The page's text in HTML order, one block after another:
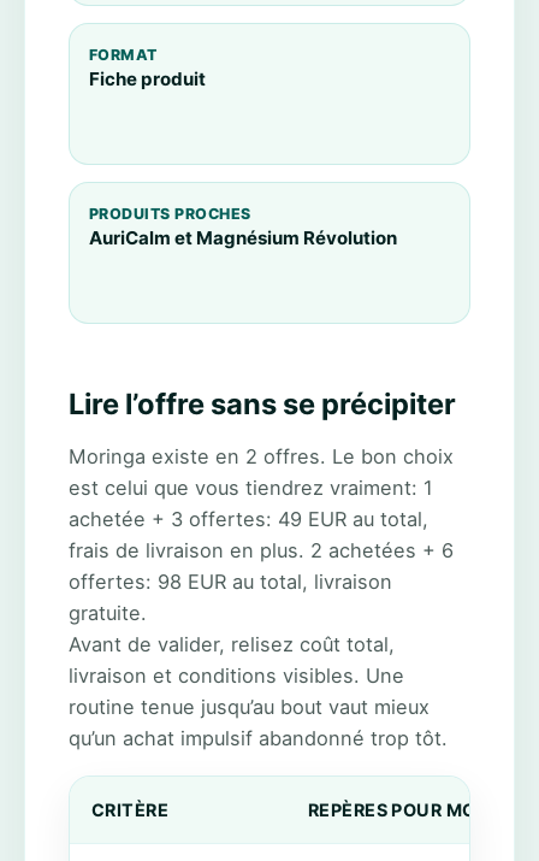
FORMAT
Fiche produit
PRODUITS PROCHES
AuriCalm et Magnésium Révolution
Lire l’offre sans se précipiter
Moringa existe en 2 offres. Le bon choix
est celui que vous tiendrez vraiment: 1
achetée + 3 offertes: 49 EUR au total,
frais de livraison en plus. 2 achetées + 6
offertes: 98 EUR au total, livraison
gratuite.
Avant de valider, relisez coût total,
livraison et conditions visibles. Une
routine tenue jusqu’au bout vaut mieux
qu’un achat impulsif abandonné trop tôt.
CRITÈRE REPÈRES POUR MORINGA